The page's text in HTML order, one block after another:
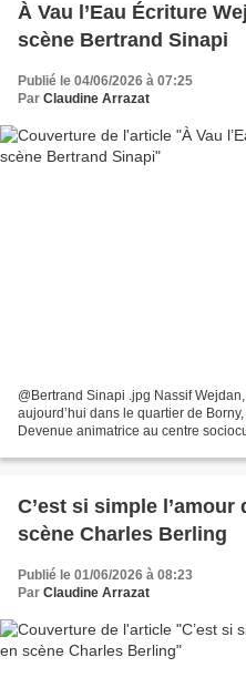
À Vau l’Eau Écriture Wejdan Nassif Mise en
scène Bertrand Sinapi
Publié le 04/06/2026 à 07:25
Par Claudine Arrazat
@Bertrand Sinapi .jpg Nassif
aujourd’hui dans le quartier de
Devenue animatrice au centre
C’est si simple
scène Charles Berling
Publié le 01/06/2026 à 08:23
Par Claudine Arrazat